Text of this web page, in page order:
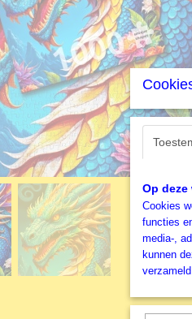
Op
Cookies
functies
media-,
kunnen